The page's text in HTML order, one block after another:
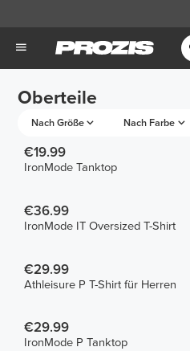
Oberteile
Nach Größe Nach Farbe
€19.99
IronMode Tanktop
€36.99
IronMode IT Oversized T-Shirt
€29.99
Athleisure P T-Shirt für Herren
€29.99
IronMode P Tanktop